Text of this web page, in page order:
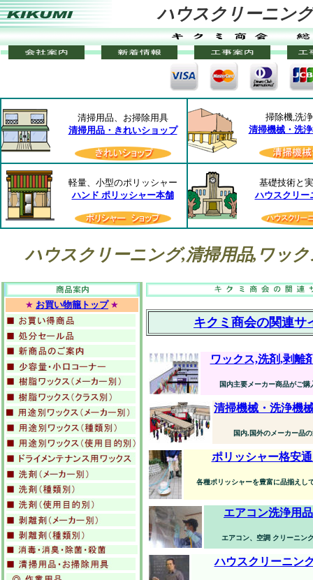
ハウスクリーニン
清掃用品、お掃除用具
清掃用品・きれいショップ
掃除機,洗
清掃機械・洗
軽量、小型のポリッシャー
ハンド ポリッシャー本舗
基礎技術と
ハウスクリー
ハウスクリーニング,清掃用品,ワッ
★ お買い物籠トップ ★
キクミ商会の関連
ワックス,洗剤,剥離
国内主要メーカー商品がご購
清掃機械・洗浄機
国内,国外のメーカー品
ポリッシャー格安
各種ポリッシャーを豊富に品揃えし
エアコン洗浄用
エアコン、空調 クリーニン
ハウスクリーニン